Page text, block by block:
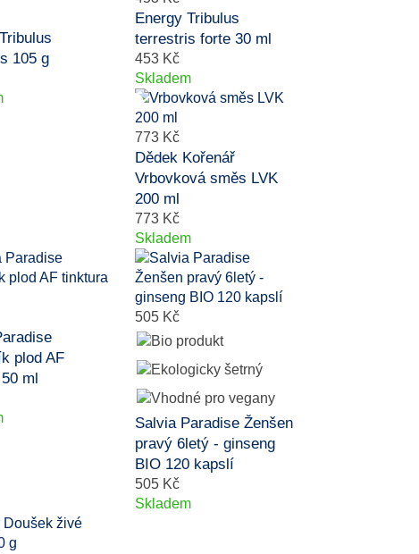
105 g
Energy Tribulus
terrestris forte 30 ml
453 Kč
Skladem
773 Kč
Dědek Kořenář
Vrbovková směs LVK
200 ml
773 Kč
Skladem
plod AF
ml
505 Kč
Salvia Paradise Ženšen
pravý 6letý - ginseng
BIO 120 kapslí
505 Kč
Skladem